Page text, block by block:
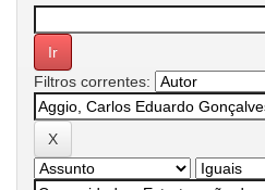
Filtros correntes: